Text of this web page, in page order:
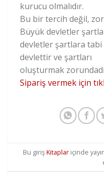
kurucu olmalıdır.
Bu bir tercih değil,
Büyük devletler
devletler şartlara
devlettir ve şartları
oluşturmak
Sipariş vermek için
Bu girişKitaplariçinde